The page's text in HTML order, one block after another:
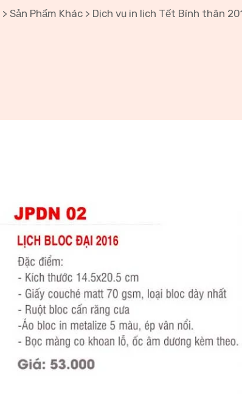
> Sản Phẩm Khác> Dịch vụ in lịch Tết Bính thân